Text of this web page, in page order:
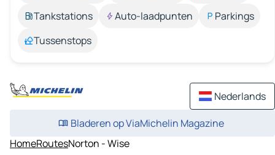
Tankstations
Auto-laadpunten
Parkings
Tussenstops
Nederlands
Bladeren op ViaMichelin Magazine
HomeRoutesNorton - Wise